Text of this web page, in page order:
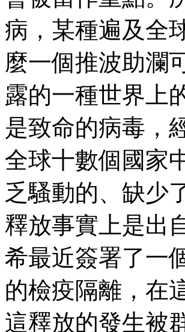
病，某種遍及全
麼一個推波助瀾
露的一種世界上
是致命的病毒，
全球十數個國家
乏騷動的、缺少
釋放事實上是出
希最近簽署了一
的檢疫隔離，在
這釋放的發生被